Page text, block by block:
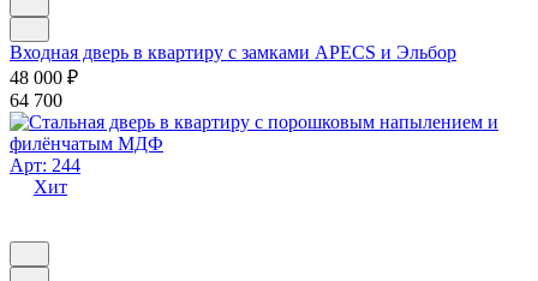
Входная дверь в квартиру с замками APECS и Эльбор
48 000 ₽
64 700
Арт: 244
Хит